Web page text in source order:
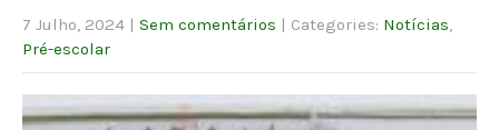
7 Julho, 2024 | Sem comentários | Categories: Notícias
Pré-escolar